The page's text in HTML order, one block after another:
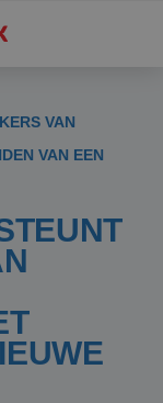
VAN
VAN EEN